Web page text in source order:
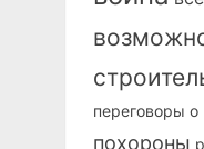
переговоры о
похороны